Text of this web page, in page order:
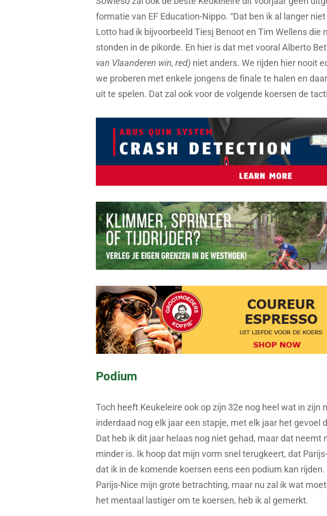
formatie van EF Education-Nippo. “Dat ben ik al langer
Lotto had ik bijvoorbeeld Tiesj Benoot en Tim Wellens die
stonden in de pikorde. En hier is dat met vooral Alberto
van Vlaanderen win, red) niet anders. We rijden hier nooit
we proberen met enkele jongens de finale te halen en
uit te spelen. Dat zal ook voor de volgende koersen de
Podium
Toch heeft Keukeleire ook op zijn 32e nog heel wat in zijn
inderdaad nog elk jaar een stapje, met elk jaar het gevoel
Dat heb ik dit jaar helaas nog niet gehad, maar dat neemt
minder is. Ik hoop dat mijn vorm snel terugkeert, dat
dat ik in de komende koersen eens een podium kan
Parijs-Nice mijn grote betrachting, maar nu zal ik wat
het mentaal lastiger om te koersen, heb ik al gemerkt.